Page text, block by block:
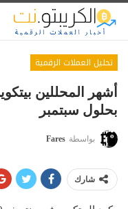
تحليل العملات الرقمية
بحلول سبتمبر
بواسطة Fares
شارك